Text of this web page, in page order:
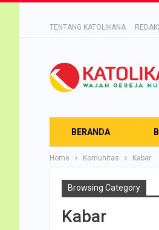
TENTANG KATOLIKANA
BERANDA
Home Komunitas Kabar
Browsing Category
Kabar